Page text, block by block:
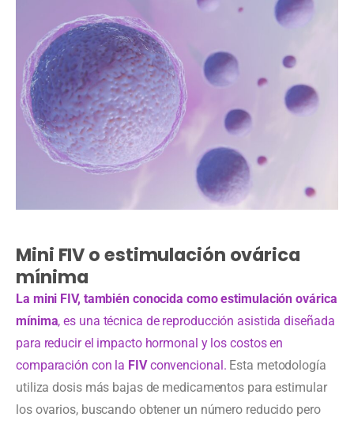
Mini FIV o estimulación ovárica
mínima
La mini FIV, también conocida como estimulación ovárica
mínima, es una técnica de reproducción asistida diseñada
para reducir el impacto hormonal y los costos en
comparación con la FIVconvencional. Esta metodología
utiliza dosis más bajas de medicamentos para estimular
los ovarios, buscando obtener un número reducido pero